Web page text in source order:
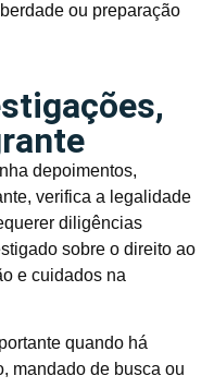
ou preparação
depoimentos,
verifica a legalidade
diligências
sobre o direito ao
e cuidados na
quando há
mandado de busca ou